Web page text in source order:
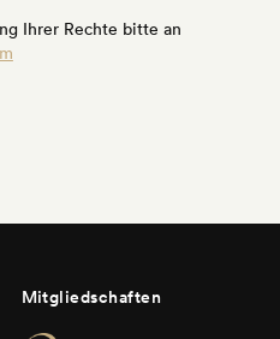
Ihrer Rechte bitte an
Mitgliedschaften